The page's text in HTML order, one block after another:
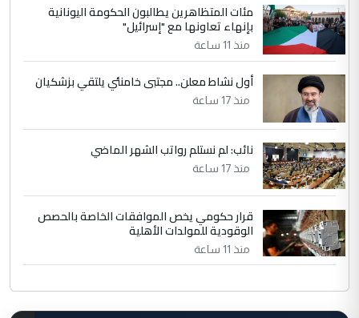
مئات المتظاهرين يطالبون الحكومة اليونانية
بإنهاء تعاونها مع "إسرائيل"
منذ 11 ساعة
أول نشاط معلن.. مجتبى خامنئي يلتقي بزشكيان
منذ 17 ساعة
نائب: لم نستلم رواتب الشهر الماضي
منذ 17 ساعة
قرار حكومي يخص الموافقات الخاصة بالحصص
الوقودية للمولدات الأهلية
منذ 11 ساعة